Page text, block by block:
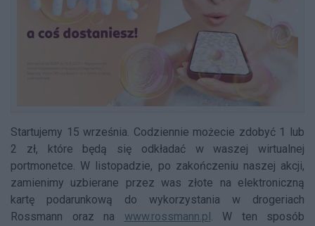
Startujemy 15 września. Codziennie możecie zdobyć 1 lub
2 zł, które będą się odkładać w waszej wirtualnej
portmonetce. W listopadzie, po zakończeniu naszej akcji,
zamienimy uzbierane przez was złote na elektroniczną
kartę podarunkową do wykorzystania w drogeriach
Rossmann oraz na www.rossmann.pl. W ten sposób